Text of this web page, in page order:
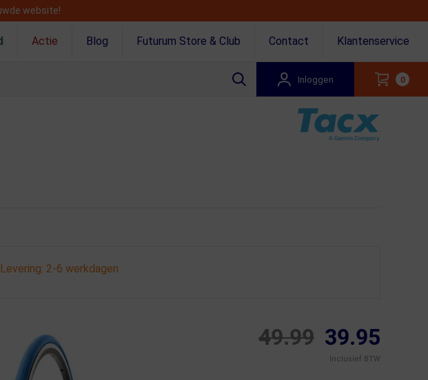
website!
Actie Blog Futurum Store & Club Contact Klantenservice
Inloggen 0
Levering: 2-6 werkdagen
49.99 39.95
Inclusief BTW